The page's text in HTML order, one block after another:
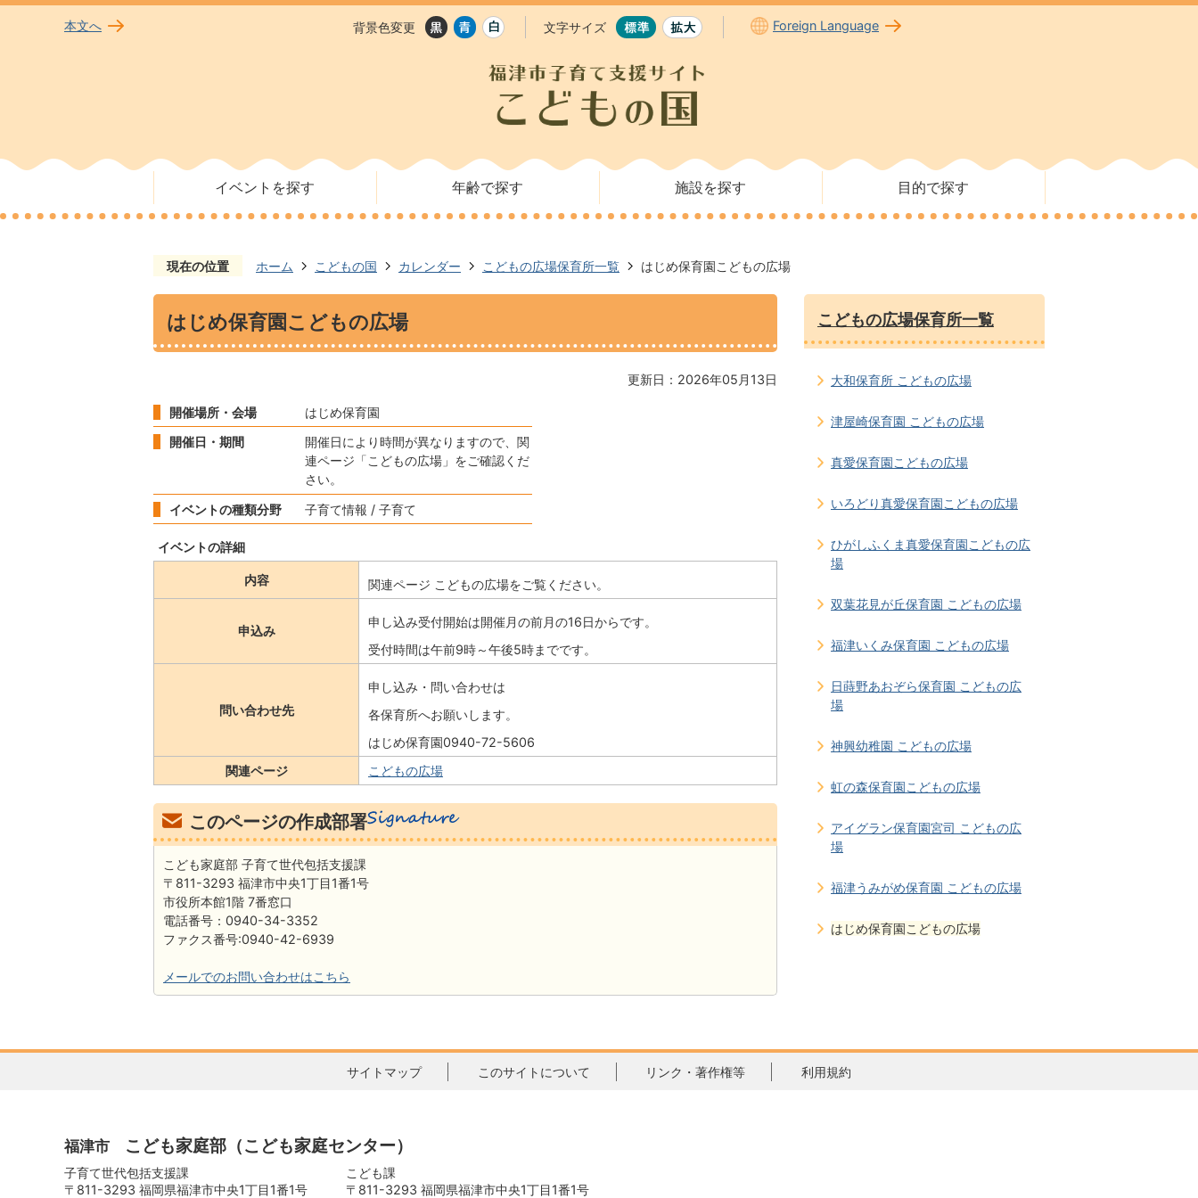
本文へ 背景色変更 文字サイズ Foreign Language
イベントを探す 年齢で探す 施設を探す 目的で探す
現在の位置 ホーム こどもの国 カレンダー こどもの広場保育所一覧 はじめ保育園こどもの広場
はじめ保育園こどもの広場
更新日：2026年05月13日
開催場所・会場
はじめ保育園
開催日・期間
開催日により時間が異なりますので、関
連ページ「こどもの広場」をご確認くだ
さい。
イベントの種類分野
子育て情報 / 子育て
イベントの詳細
内容 関連ページ こどもの広場をご覧ください。
申込み
申し込み受付開始は開催月の前月の16日からです。
受付時間は午前9時～午後5時までです。
問い合わせ先
申し込み・問い合わせは
各保育所へお願いします。
はじめ保育園0940-72-5606
関連ページ
こどもの広場
このページの作成部署
こども家庭部 子育て世代包括支援課
〒811-3293 福津市中央1丁目1番1号
市役所本館1階 7番窓口
電話番号：0940-34-3352
ファクス番号:0940-42-6939
メールでのお問い合わせはこちら
こどもの広場保育所一覧
大和保育所 こどもの広場
津屋崎保育園 こどもの広場
真愛保育園こどもの広場
いろどり真愛保育園こどもの広場
ひがしふくま真愛保育園こどもの広
場
双葉花見が丘保育園 こどもの広場
福津いくみ保育園 こどもの広場
日蒔野あおぞら保育園 こどもの広
場
神興幼稚園 こどもの広場
虹の森保育園こどもの広場
アイグラン保育園宮司 こどもの広
場
福津うみがめ保育園 こどもの広場
はじめ保育園こどもの広場
サイトマップ このサイトについて リンク・著作権等 利用規約
福津市 こども家庭部 （こども家庭センター）
子育て世代包括支援課
〒811-3293 福岡県福津市中央1丁目1番1号
こども課
〒811-3293 福岡県福津市中央1丁目1番1号